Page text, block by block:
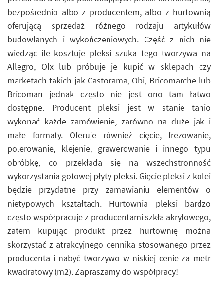
bezpośrednio albo z producentem, albo z hurtownią
oferującą sprzedaż różnego rodzaju artykułów
budowlanych i wykończeniowych. Część z nich nie
wiedząc ile kosztuje pleksi szuka tego tworzywa na
Allegro, Olx lub próbuje je kupić w sklepach czy
marketach takich jak Castorama, Obi, Bricomarche lub
Bricoman jednak często nie jest ono tam łatwo
dostępne. Producent pleksi jest w stanie tanio
wykonać każde zamówienie, zarówno na duże jak i
małe formaty. Oferuje również cięcie, frezowanie,
polerowanie, klejenie, grawerowanie i innego typu
obróbkę, co przekłada się na wszechstronność
wykorzystania gotowej płyty pleksi. Gięcie pleksi z kolei
będzie przydatne przy zamawianiu elementów o
nietypowych kształtach. Hurtownia pleksi bardzo
często współpracuje z producentami szkła akrylowego,
zatem kupując produkt przez hurtownię można
skorzystać z atrakcyjnego cennika stosowanego przez
producenta i nabyć tworzywo w niskiej cenie za metr
kwadratowy (m2). Zapraszamy do współpracy!